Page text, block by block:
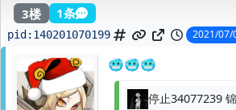
3楼 1条
pid: 140201070199 2021/07/
🥶🥶🥶
停止34077239